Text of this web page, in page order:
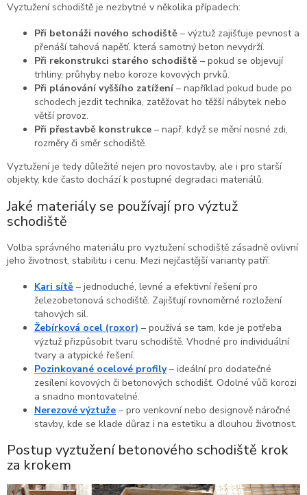
Vyztužení schodiště je nezbytné v několika případech:
Při betonáži nového schodiště – výztuž zajišťuje pevnost a
přenáší tahová napětí, která samotný beton nevydrží.
Při rekonstrukci starého schodiště – pokud se objevují
trhliny, průhyby nebo koroze kovových prvků.
Při plánování vyššího zatížení– například pokud bude po
schodech jezdit technika, zatěžovat ho těžší nábytek nebo
větší provoz.
Při přestavbě konstrukce – např. když se mění nosné zdi,
rozměry či směr schodiště.
Vyztužení je tedy důležité nejen pro novostavby, ale i pro starší
objekty, kde často dochází k postupné degradaci materiálů.
Jaké materiály se používají pro výztuž
schodiště
Volba správného materiálu pro vyztužení schodiště zásadně ovlivní
jeho životnost, stabilitu i cenu. Mezi nejčastější varianty patří:
Kari sítě – jednoduché, levné a efektivní řešení pro
železobetonová schodiště. Zajišťují rovnoměrné rozložení
tahových sil.
Žebírková ocel (roxor) – používá se tam, kde je potřeba
výztuž přizpůsobit tvaru schodiště. Vhodné pro individuální
tvary a atypické řešení.
Pozinkované ocelové profily– ideální pro dodatečné
zesílení kovových či betonových schodišť. Odolné vůči korozi
a snadno montovatelné.
Nerezové výztuže – pro venkovní nebo designově náročné
stavby, kde se klade důraz i na estetiku a dlouhou životnost.
Postup vyztužení betonového schodiště krok
za krokem